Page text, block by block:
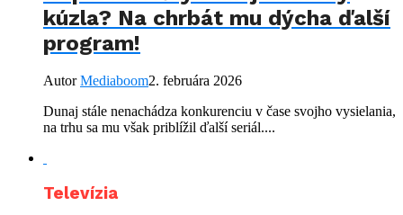
kúzla? Na chrbát mu dýcha ďalší
program!
AutorMediaboom2. februára 2026
Dunaj stále nenachádza konkurenciu v čase svojho vysielania,
na trhu sa mu však priblížil ďalší seriál....
Televízia